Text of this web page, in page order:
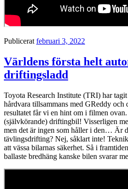
Publicerat februari 3, 2022
Världens första helt
driftingsladd
Toyota Research Institute (TRI) har
hårdvara tillsammans med GReddy
resultatet får vi en hint om i filmen
(självkörande) driftingbil! Visserligen
men det är ingen som håller i den… Är
tävlingsdrifting? Nej, såklart inte!
att vässa bilarnas säkerhet. Så i
ballaste bredhäng kanske bilen svarar